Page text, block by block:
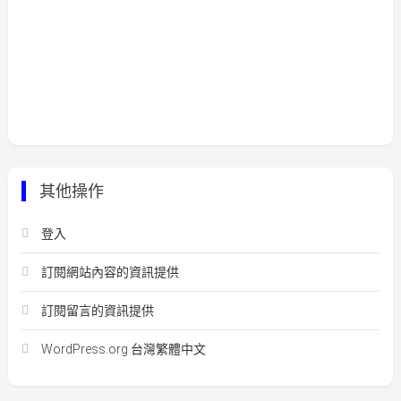
其他操作
登入
訂閱網站內容的資訊提供
訂閱留言的資訊提供
WordPress.org 台灣繁體中文